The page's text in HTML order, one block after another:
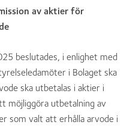
av aktier för
beslutades, i enlighet med
i Bolaget ska
ska utbetalas i aktier i
möjliggöra utbetalning av
som valt att erhålla arvode i